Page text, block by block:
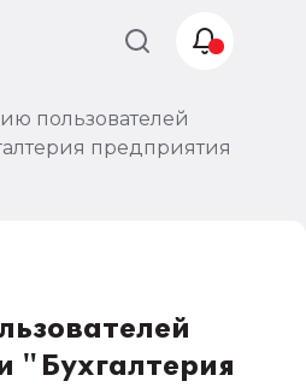
пользователей
предприятия
"Бухгалтерия